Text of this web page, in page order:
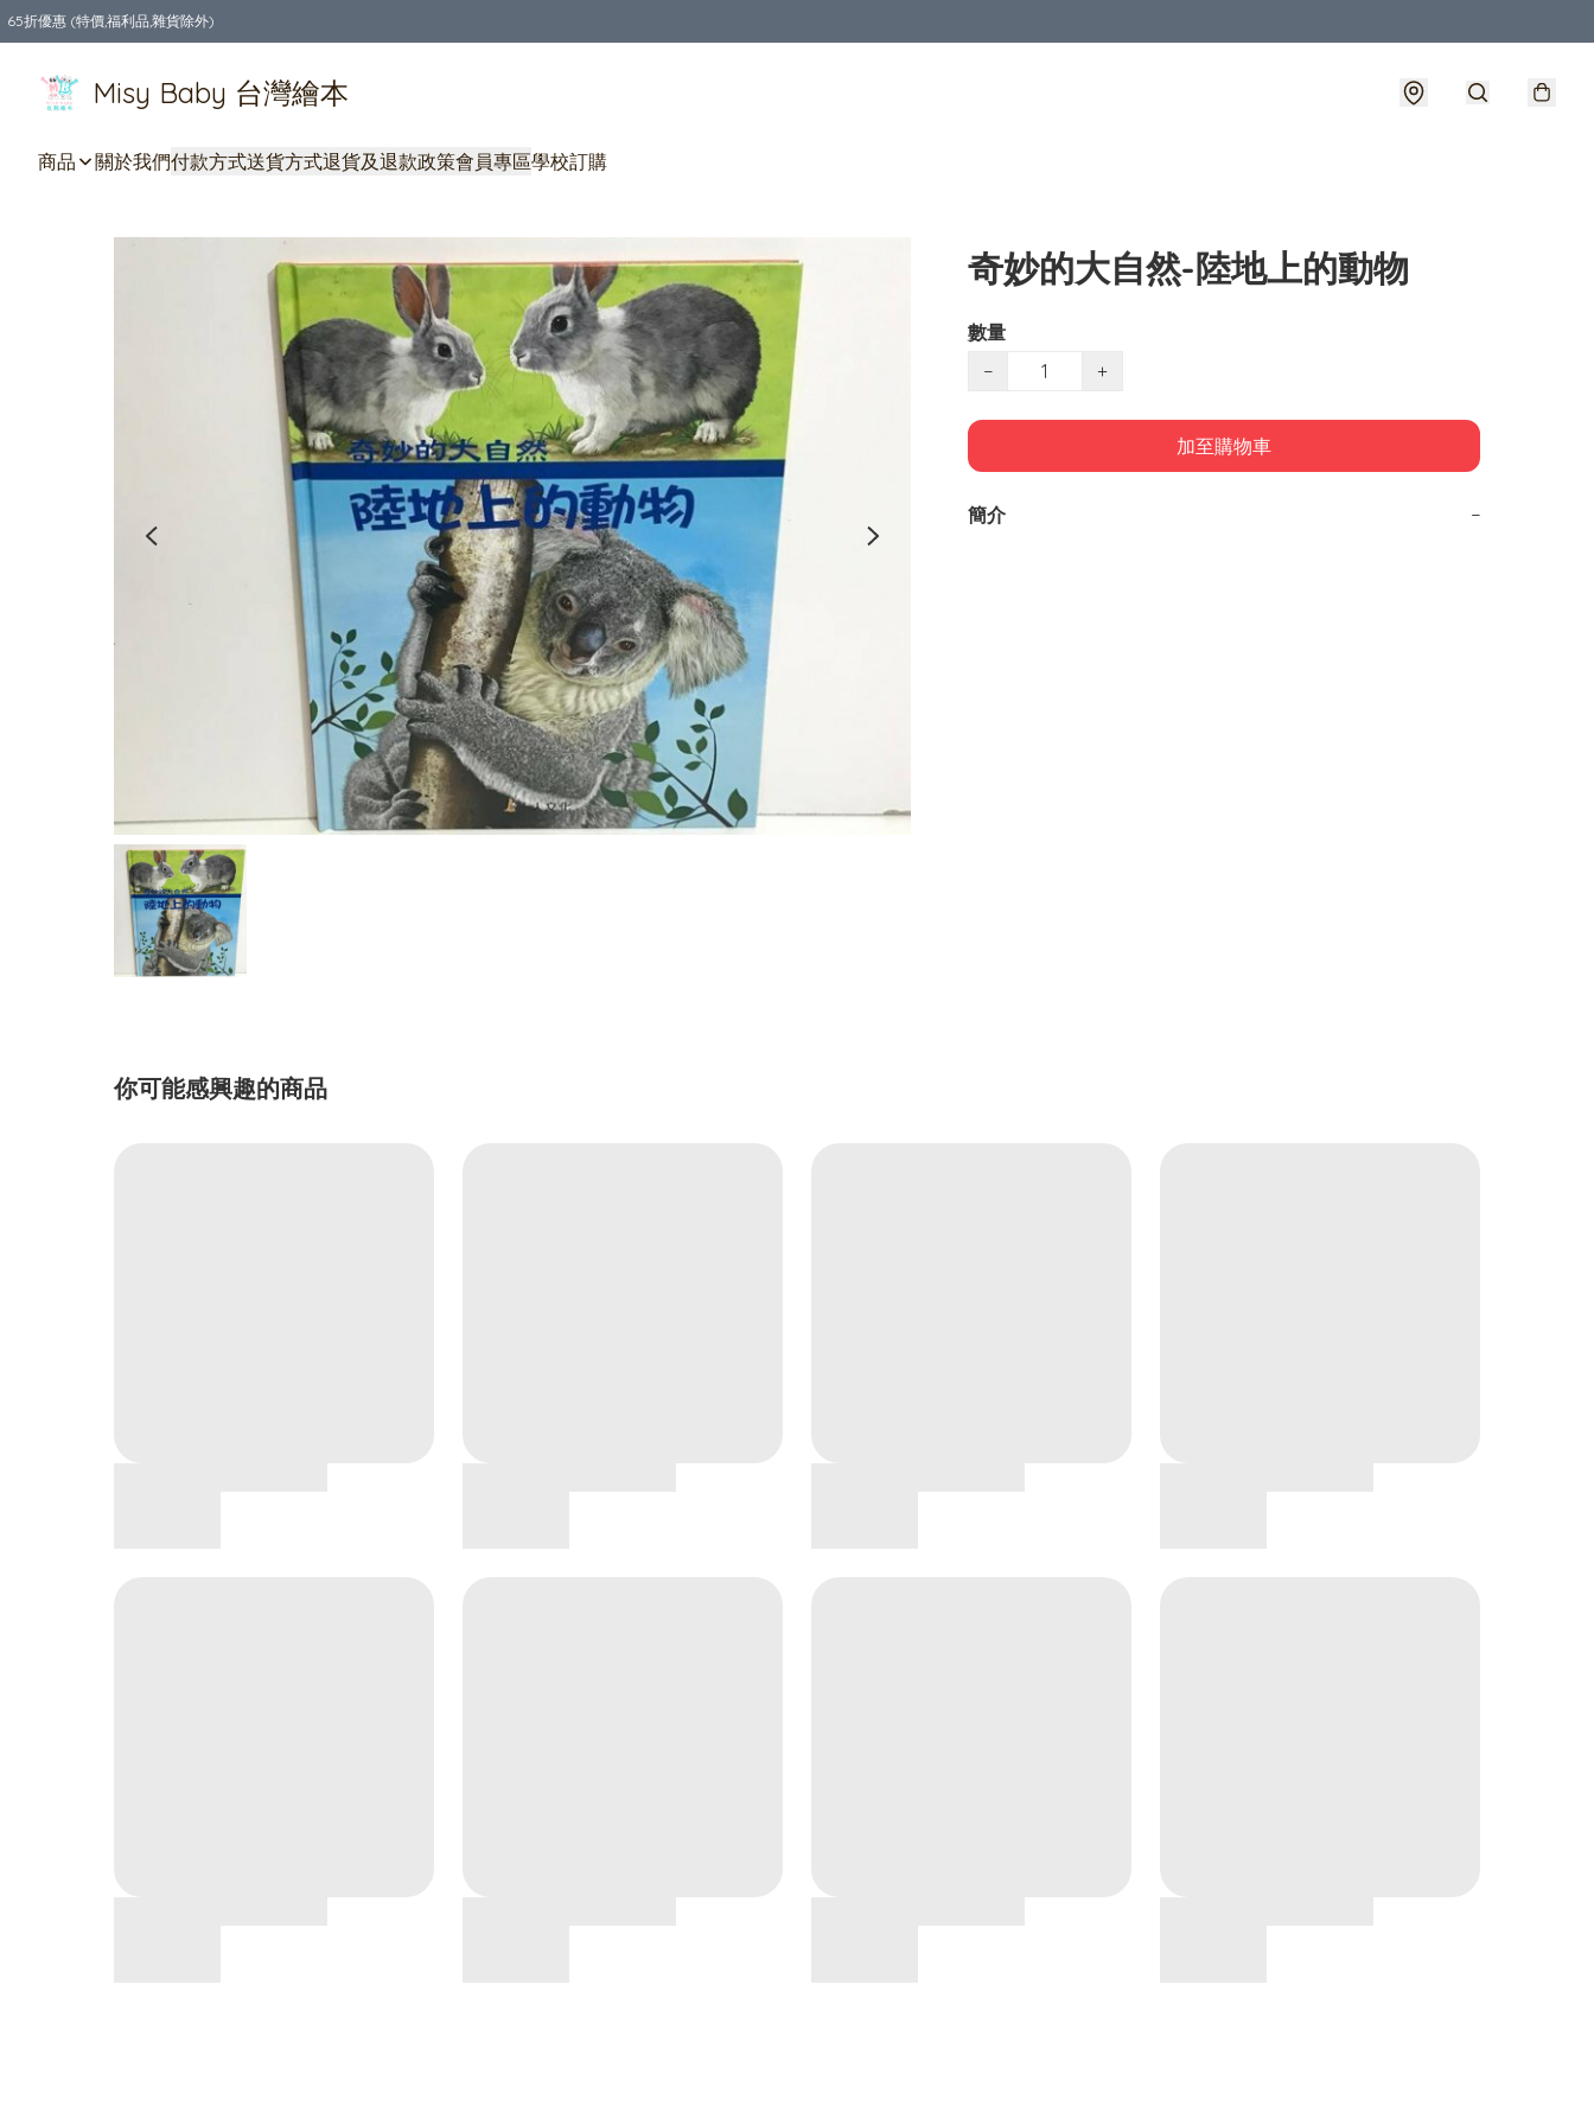
65折優惠 (特價,福利品,雜貨除外)
Misy Baby 台灣繪本
商品 關於我們付款方式送貨方式退貨及退款政策會員專區學校訂購
奇妙的大自然-陸地上的動物
數量
−
+
加至購物車
簡介 −
你可能感興趣的商品